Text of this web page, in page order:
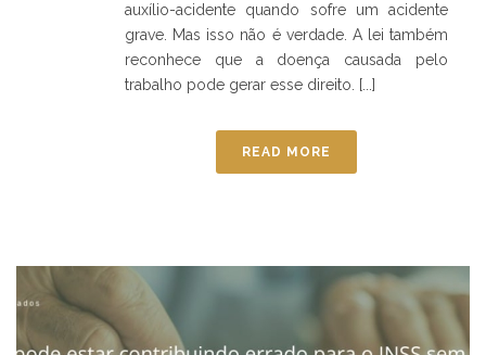
auxílio-acidente quando sofre um acidente
grave. Mas isso não é verdade. A lei também
reconhece que a doença causada pelo
trabalho pode gerar esse direito. [...]
READ MORE